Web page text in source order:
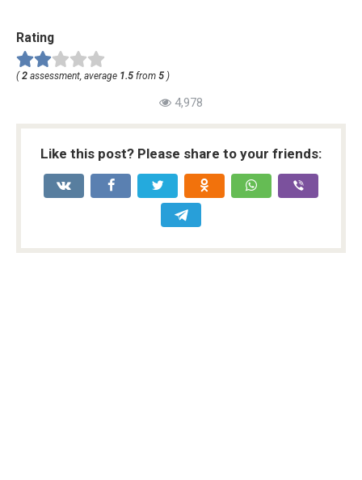
Rating
( 2 assessment, average 1.5 from 5 )
4,978
Like this post? Please share to your friends: